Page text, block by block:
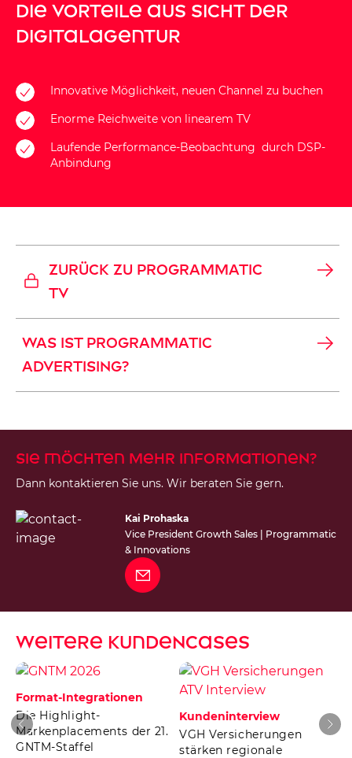
Die Vorteile aus Sicht der
Digitalagentur
Innovative Möglichkeit, neuen Channel zu buchen
Enorme Reichweite von linearem TV
Laufende Performance-Beobachtung durch DSP-
Anbindung
ZURÜCK ZU PROGRAMMATIC
TV
WAS IST PROGRAMMATIC
ADVERTISING?
Sie möchten mehr Informationen?
Dann kontaktieren Sie uns. Wir beraten Sie gern.
Kai Prohaska
Vice President Growth Sales | Programmatic
& Innovations
Weitere KundenCases
Format-Integrationen
Die Highlight-
Markenplacements der 21.
GNTM-Staffel
Kundeninterview
VGH Versicherungen
stärken regionale